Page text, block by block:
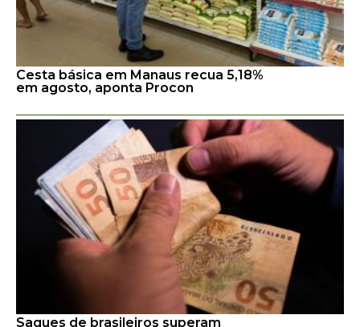
Cesta básica em Manaus recua 5,18%
em agosto, aponta Procon
Saques de brasileiros superam